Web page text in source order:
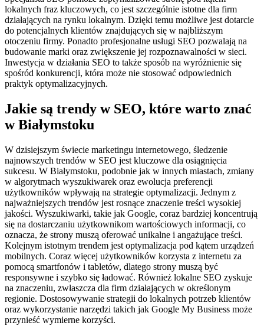
lokalnych fraz kluczowych, co jest szczególnie istotne dla firm
działających na rynku lokalnym. Dzięki temu możliwe jest dotarcie
do potencjalnych klientów znajdujących się w najbliższym
otoczeniu firmy. Ponadto profesjonalne usługi SEO pozwalają na
budowanie marki oraz zwiększenie jej rozpoznawalności w sieci.
Inwestycja w działania SEO to także sposób na wyróżnienie się
spośród konkurencji, która może nie stosować odpowiednich
praktyk optymalizacyjnych.
Jakie są trendy w SEO, które warto znać
w Białymstoku
W dzisiejszym świecie marketingu internetowego, śledzenie
najnowszych trendów w SEO jest kluczowe dla osiągnięcia
sukcesu. W Białymstoku, podobnie jak w innych miastach, zmiany
w algorytmach wyszukiwarek oraz ewolucja preferencji
użytkowników wpływają na strategie optymalizacji. Jednym z
najważniejszych trendów jest rosnące znaczenie treści wysokiej
jakości. Wyszukiwarki, takie jak Google, coraz bardziej koncentrują
się na dostarczaniu użytkownikom wartościowych informacji, co
oznacza, że strony muszą oferować unikalne i angażujące treści.
Kolejnym istotnym trendem jest optymalizacja pod kątem urządzeń
mobilnych. Coraz więcej użytkowników korzysta z internetu za
pomocą smartfonów i tabletów, dlatego strony muszą być
responsywne i szybko się ładować. Również lokalne SEO zyskuje
na znaczeniu, zwłaszcza dla firm działających w określonym
regionie. Dostosowywanie strategii do lokalnych potrzeb klientów
oraz wykorzystanie narzędzi takich jak Google My Business może
przynieść wymierne korzyści.